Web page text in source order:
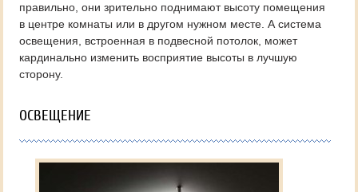
правильно, они зрительно поднимают высоту помещения
в центре комнаты или в другом нужном месте. А система
освещения, встроенная в подвесной потолок, может
кардинально изменить восприятие высоты в лучшую
сторону.
ОСВЕЩЕНИЕ